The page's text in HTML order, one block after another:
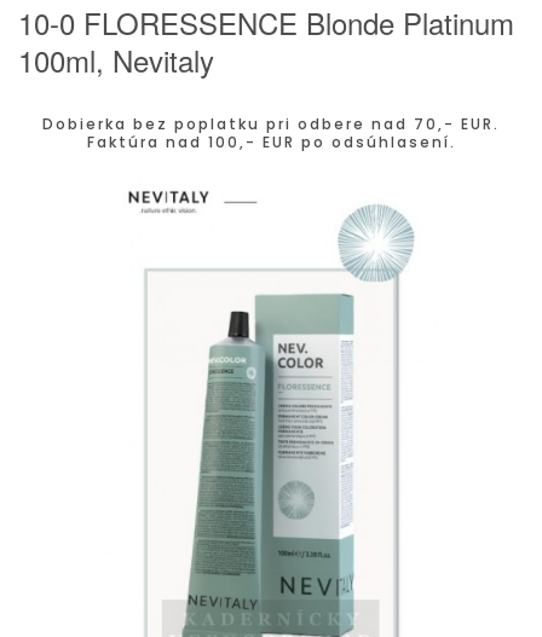
10-0 FLORESSENCE Blonde Platinum
100ml, Nevitaly
Dobierka bez poplatku pri odbere nad 70,- EUR.
Faktúra nad 100,- EUR po odsúhlasení.